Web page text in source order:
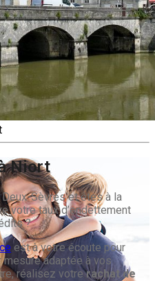
Niort
Sèvres et êtes à la
votre taux d’endettement
?
est à votre écoute pour
adaptée à vos
réalisez votrerachat de